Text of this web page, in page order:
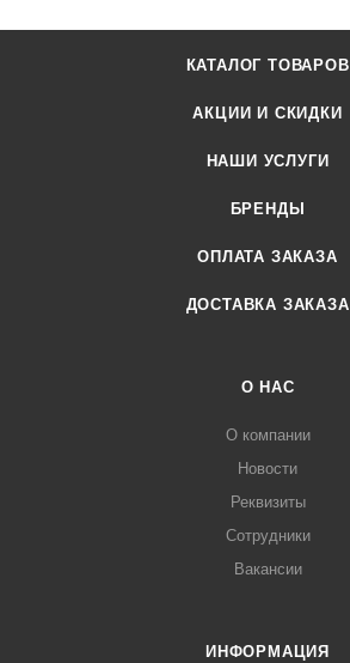
КАТАЛОГ ТОВАРОВ
АКЦИИ И СКИДКИ
НАШИ УСЛУГИ
БРЕНДЫ
ОПЛАТА ЗАКАЗА
ДОСТАВКА ЗАКАЗА
О НАС
О компании
Новости
Реквизиты
Сотрудники
Вакансии
ИНФОРМАЦИЯ